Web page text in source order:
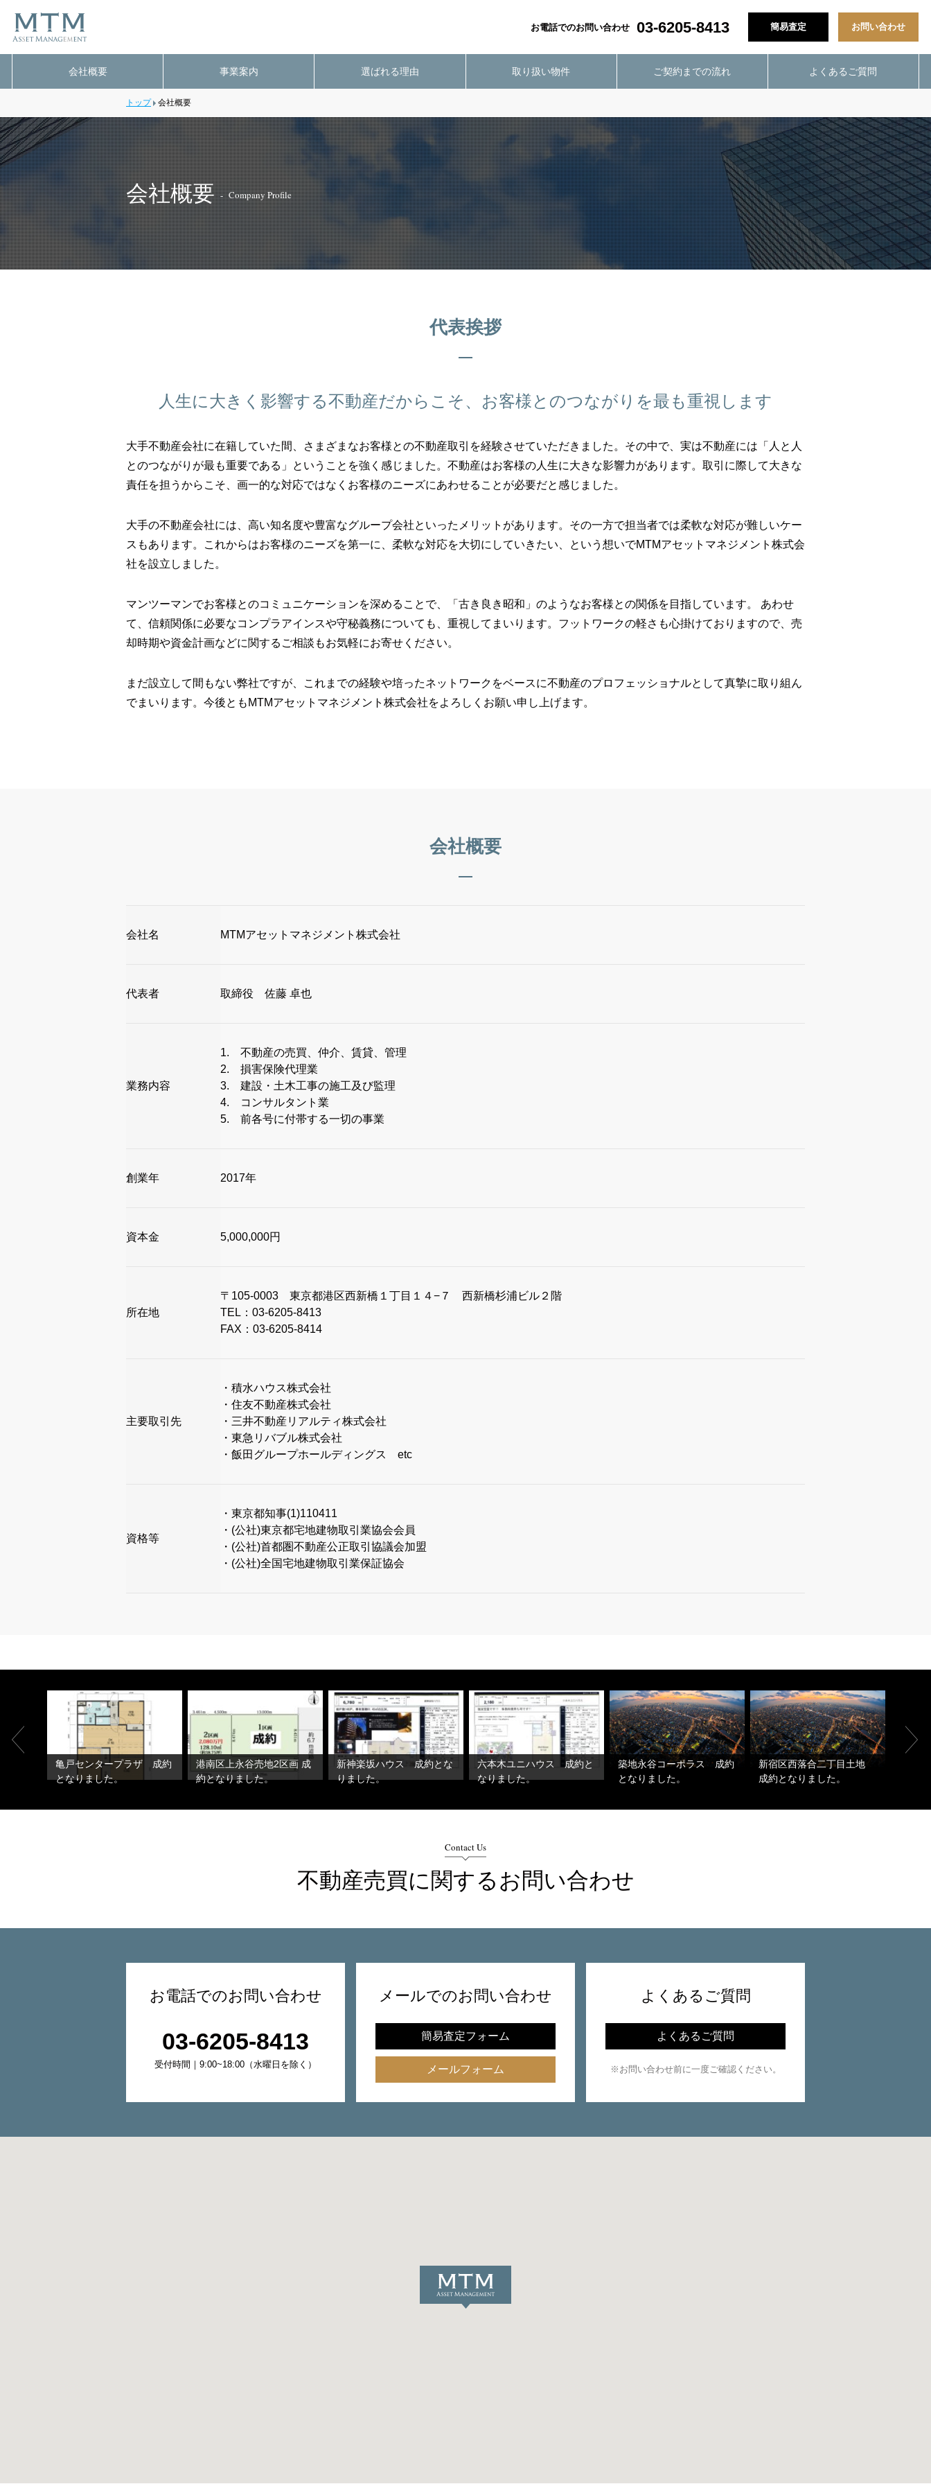
お電話でのお問い合わせ 03-6205-8413 簡易査定 お問い合わせ
会社概要 事業案内 選ばれる理由 取り扱い物件 ご契約までの流れ よくあるご質問
トップ 会社概要
会社概要 Company Profile
代表挨拶
人生に大きく影響する不動産だからこそ、お客様とのつながりを最も重視します
大手不動産会社に在籍していた間、さまざまなお客様との不動産取引を経験させていただきました。その中で、実は不動産には「人と人
とのつながりが最も重要である」ということを強く感じました。不動産はお客様の人生に大きな影響力があります。取引に際して大きな
責任を担うからこそ、画一的な対応ではなくお客様のニーズにあわせることが必要だと感じました。
大手の不動産会社には、高い知名度や豊富なグループ会社といったメリットがあります。その一方で担当者では柔軟な対応が難しいケー
スもあります。これからはお客様のニーズを第一に、柔軟な対応を大切にしていきたい、という想いでMTMアセットマネジメント株式会
社を設立しました。
マンツーマンでお客様とのコミュニケーションを深めることで、「古き良き昭和」のようなお客様との関係を目指しています。 あわせ
て、信頼関係に必要なコンプラアインスや守秘義務についても、重視してまいります。フットワークの軽さも心掛けておりますので、売
却時期や資金計画などに関するご相談もお気軽にお寄せください。
まだ設立して間もない弊社ですが、これまでの経験や培ったネットワークをベースに不動産のプロフェッショナルとして真摯に取り組ん
でまいります。今後ともMTMアセットマネジメント株式会社をよろしくお願い申し上げます。
会社概要
会社名 MTMアセットマネジメント株式会社
代表者 取締役 佐藤 卓也
業務内容
1. 不動産の売買、仲介、賃貸、管理
2. 損害保険代理業
3. 建設・土木工事の施工及び監理
4. コンサルタント業
5. 前各号に付帯する一切の事業
創業年 2017年
資本金 5,000,000円
所在地
〒105-0003 東京都港区西新橋１丁目１４−７ 西新橋杉浦ビル２階
TEL：03-6205-8413
FAX：03-6205-8414
主要取引先
・積水ハウス株式会社
・住友不動産株式会社
・三井不動産リアルティ株式会社
・東急リバブル株式会社
・飯田グループホールディングス etc
資格等
・東京都知事(1)110411
・(公社)東京都宅地建物取引業協会会員
・(公社)首都圏不動産公正取引協議会加盟
・(公社)全国宅地建物取引業保証協会
亀戸センタープラザ 成約
となりました。
港南区上永谷売地2区画 成
約となりました。
新神楽坂ハウス 成約とな
りました。
六本木ユニハウス 成約と
なりました。
築地永谷コーポラス 成約
となりました。
新宿区西落合二丁目土地
成約となりました。
クレ
Contact Us
不動産売買に関するお問い合わせ
お電話でのお問い合わせ
03-6205-8413
受付時間｜9:00~18:00（水曜日を除く）
メールでのお問い合わせ
簡易査定フォーム
メールフォーム
よくあるご質問
よくあるご質問
※お問い合わせ前に一度ご確認ください。